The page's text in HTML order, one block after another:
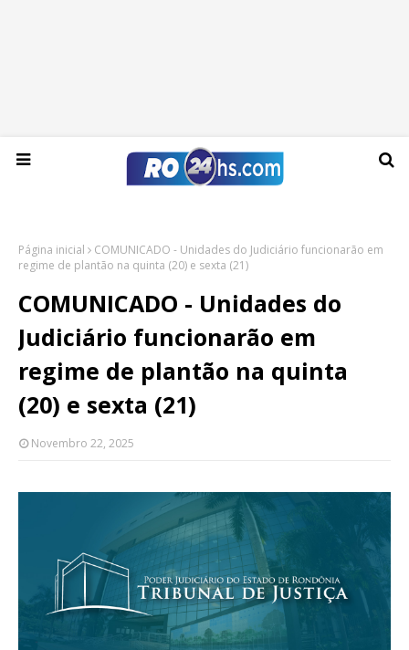
Quinta-feira, 06 de agosto de 2026
Página inicial
COMUNICADO - Unidades do Judiciário funcionarão em
regime de plantão na quinta (20) e sexta (21)
COMUNICADO - Unidades do
Judiciário funcionarão em
regime de plantão na quinta
(20) e sexta (21)
Novembro 22, 2025